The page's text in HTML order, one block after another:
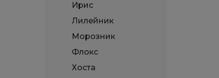
Ирис
Лилейник
Морозник
Флокс
Хоста